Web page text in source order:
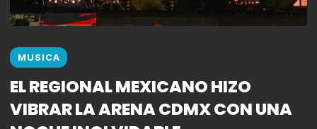
MUSICA
EL REGIONAL MEXICANO HIZO
VIBRAR LA ARENA CDMX CON UNA